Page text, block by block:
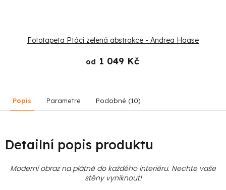
Fototapeta Ptáci zelená abstrakce - Andrea Haase
od 1 049 Kč
Popis Parametre Podobné (10)
Detailní popis produktu
Moderní obraz na plátně do každého interiéru. Nechte vaše
stěny vyniknout!